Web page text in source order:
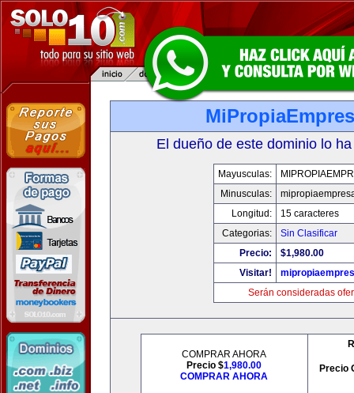
El dueño de este dominio lo
Mayusculas:
Minusculas:
Longitud:
15 caracteres
Categorias:
Sin Clasificar
Precio:
$1,980.00
Visitar!
Serán consideradas
COMPRAR AHORA
Precio $1,980.00
COMPRAR AHORA
Precio